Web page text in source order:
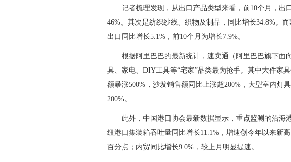
记者梳理发现，从出口产品类型来看，前10个月，出
46%。其次是纺织纱线、织物及制品，同比增长34.8%。
出口同比增长5.1%，前10个月为增长7.9%。
根据阿里巴巴的最新统计，速卖通（阿里巴巴旗下面
具、家电、DIY工具等“宅家”品类最为抢手。其中大件家
额暴涨500%，沙发销售额同比上涨超200%，大型室内灯
200%。
此外，中国港口协会最新数据显示，重点监测的沿海
纽港口集装箱吞吐量同比增长11.1%，增速创今年以来新
百分点；内贸同比增长9.0%，较上月明显提速。